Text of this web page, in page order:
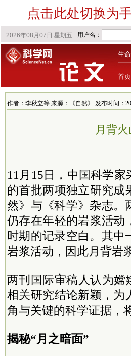
点击此处切换为
生
首页
作者：李秋立等 来源：《自然》 发布时间：
月背
11月15日，中国科学
的首批两项独立研究成
然》与《科学》杂志。
仍存在年轻的岩浆活动
时期的记录空白。其中
岩浆活动，因此月背岩
两刊国际审稿人认为嫦
相关研究结论新颖，为
角与关键的科学证据，
揭秘“月之暗面”